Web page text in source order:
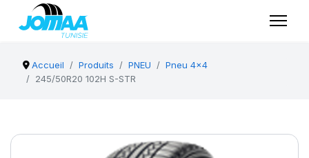
Accueil Produits PNEU
Pneu 4x4
245/50R20 102H S-STR